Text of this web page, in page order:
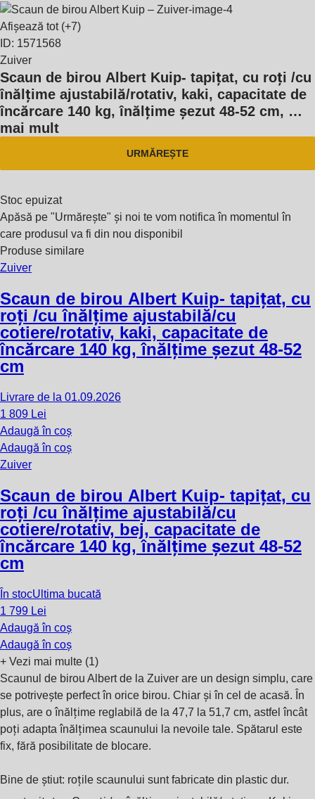
Afișează tot(+7)
ID: 1571568
Zuiver
Scaun de birou Albert Kuip- tapițat, cu roți /cu
înălțime ajustabilă/rotativ, kaki, capacitate de
încărcare 140 kg, înălțime șezut 48-52 cm, …
mai mult
URMĂREȘTE
Stoc epuizat
Apăsă pe "Urmărește" și noi te vom notifica în momentul în
care produsul va fi din nou disponibil
Produse similare
Zuiver
Scaun de birou Albert Kuip- tapițat, cu
roți /cu înălțime ajustabilă/cu
cotiere/rotativ, kaki, capacitate de
încărcare 140 kg, înălțime șezut 48-52
cm
Livrare de la 01.09.2026
1 809 Lei
Adaugă în coș
Adaugă în coș
Zuiver
Scaun de birou Albert Kuip- tapițat, cu
roți /cu înălțime ajustabilă/cu
cotiere/rotativ, bej, capacitate de
încărcare 140 kg, înălțime șezut 48-52
cm
În stocUltima bucată
1 799 Lei
Adaugă în coș
Adaugă în coș
+ Vezi mai multe (1)
Scaunul de birou Albert de la Zuiver are un design simplu, care
se potrivește perfect în orice birou. Chiar și în cel de acasă. În
plus, are o înălțime reglabilă de la 47,7 la 51,7 cm, astfel încât
poți adapta înălțimea scaunului la nevoile tale. Spătarul este
fix, fără posibilitate de blocare.
Bine de știut: roțile scaunului sunt fabricate din plastic dur.